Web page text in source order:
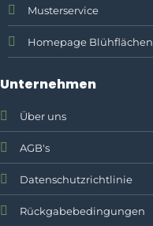
Musterservice
Homepage Blühflächen
Unternehmen
Über uns
AGB's
Datenschutzrichtlinie
Rückgabebedingungen